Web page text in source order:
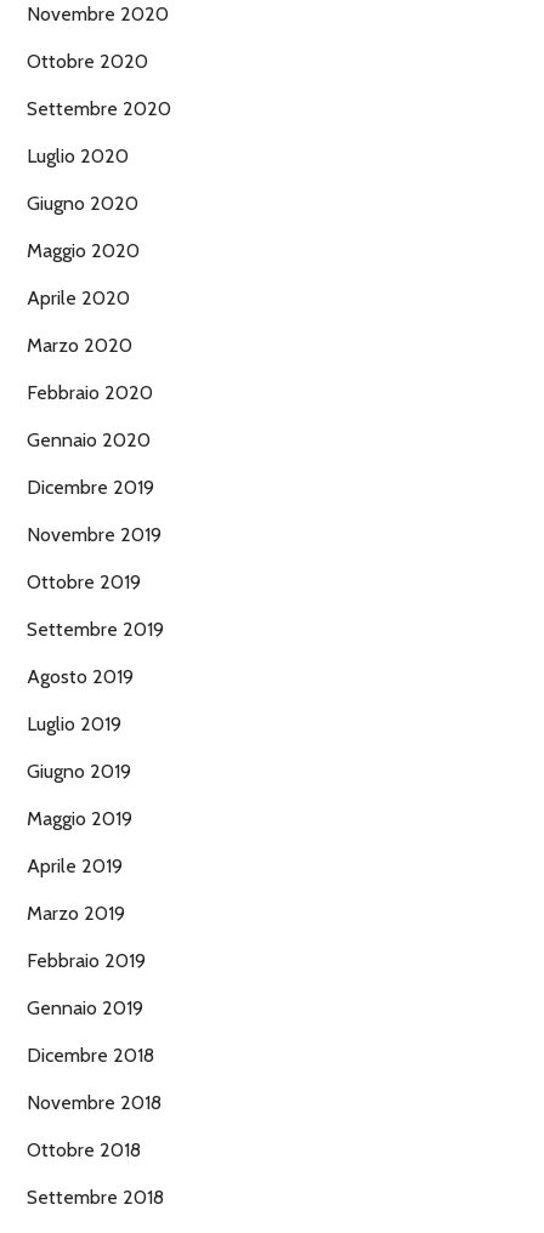
Novembre 2020
Ottobre 2020
Settembre 2020
Luglio 2020
Giugno 2020
Maggio 2020
Aprile 2020
Marzo 2020
Febbraio 2020
Gennaio 2020
Dicembre 2019
Novembre 2019
Ottobre 2019
Settembre 2019
Agosto 2019
Luglio 2019
Giugno 2019
Maggio 2019
Aprile 2019
Marzo 2019
Febbraio 2019
Gennaio 2019
Dicembre 2018
Novembre 2018
Ottobre 2018
Settembre 2018